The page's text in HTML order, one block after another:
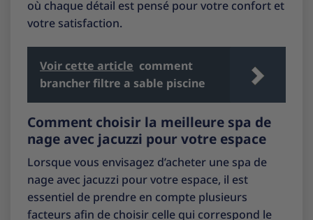
où chaque détail est pensé pour votre confort et
votre satisfaction.
Voir cette article comment
brancher filtre a sable piscine
Comment choisir la meilleure spa de
nage avec jacuzzi pour votre espace
Lorsque vous envisagez d’acheter une spa de
nage avec jacuzzi pour votre espace, il est
essentiel de prendre en compte plusieurs
facteurs afin de choisir celle qui correspond le